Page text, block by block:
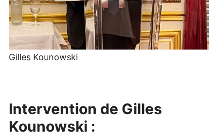
Gilles Kounowski
Intervention de Gilles
Kounowski :